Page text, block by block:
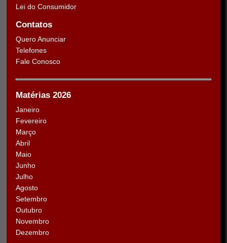
Lei do Consumidor
Contatos
Quero Anunciar
Telefones
Fale Conosco
Matérias 2026
Janeiro
Fevereiro
Março
Abril
Maio
Junho
Julho
Agosto
Setembro
Outubro
Novembro
Dezembro